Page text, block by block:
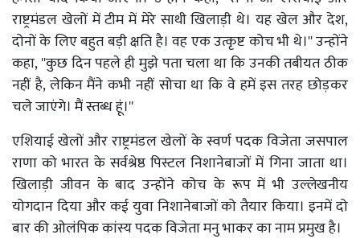
राष्ट्रमंडल खेलों में टीम में मेरे साथी खिलाड़ी थे। यह खेल और देश,
दोनों के लिए बहुत बड़ी क्षति है। वह एक उत्कृष्ट कोच भी थे।'' उन्होंने
कहा, ''कुछ दिन पहले ही मुझे पता चला था कि उनकी तबीयत ठीक
नहीं है, लेकिन मैंने कभी नहीं सोचा था कि वे हमें इस तरह छोड़कर
चले जाएंगे। मैं स्तब्ध हूं।''
एशियाई खेलों और राष्ट्रमंडल खेलों के स्वर्ण पदक विजेता जसपाल
राणा को भारत के सर्वश्रेष्ठ पिस्टल निशानेबाजों में गिना जाता था।
खिलाड़ी जीवन के बाद उन्होंने कोच के रूप में भी उल्लेखनीय
योगदान दिया और कई युवा निशानेबाजों को तैयार किया। इनमें दो
बार की ओलंपिक कांस्य पदक विजेता मनु भाकर का नाम प्रमुख है।